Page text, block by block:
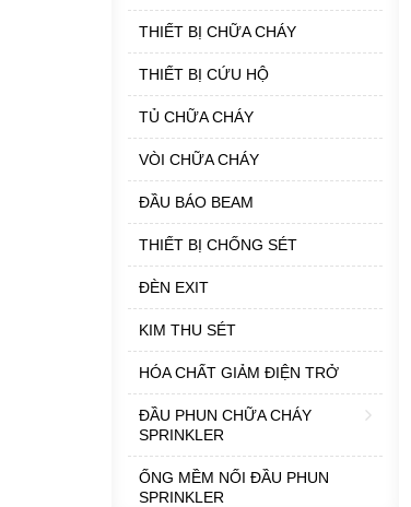
THIẾT BỊ CHỮA CHÁY
THIẾT BỊ CỨU HỘ
TỦ CHỮA CHÁY
VÒI CHỮA CHÁY
ĐẦU BÁO BEAM
THIẾT BỊ CHỐNG SÉT
ĐÈN EXIT
KIM THU SÉT
HÓA CHẤT GIẢM ĐIỆN TRỞ
ĐẦU PHUN CHỮA CHÁY
SPRINKLER
ỐNG MỀM NỐI ĐẦU PHUN
SPRINKLER